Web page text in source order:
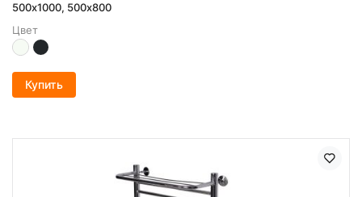
500х1000, 500x800
Цвет
Купить